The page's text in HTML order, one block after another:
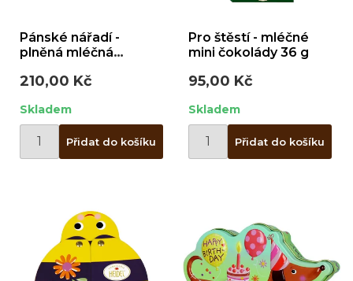
Pánské nářadí -
plněná mléčná
210,00 Kč
Skladem
Přidat do košíku
Pro štěstí - mléčné
mini čokolády 36 g
95,00 Kč
Skladem
Přidat do košíku